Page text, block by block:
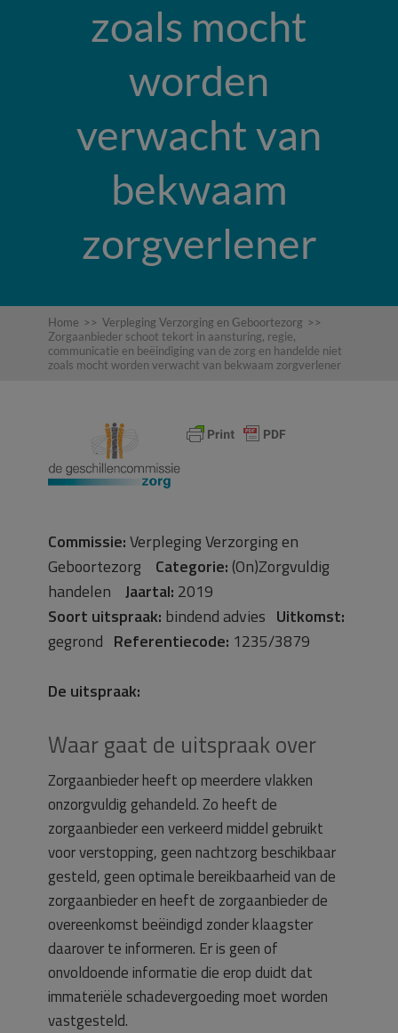
zoals mocht
worden
verwacht van
bekwaam
zorgverlener
Home >> Verpleging Verzorging en Geboortezorg >>
Zorgaanbieder schoot tekort in aansturing, regie,
communicatie en beëindiging van de zorg en handelde niet
zoals mocht worden verwacht van bekwaam zorgverlener
Commissie:Verpleging Verzorging en
Geboortezorg Categorie:(On)Zorgvuldig
handelen Jaartal: 2019
Soort uitspraak: bindend advies Uitkomst:
gegrond Referentiecode: 1235/3879
De uitspraak:
Waar gaat de uitspraak over
Zorgaanbieder heeft op meerdere vlakken
onzorgvuldig gehandeld. Zo heeft de
zorgaanbieder een verkeerd middel gebruikt
voor verstopping, geen nachtzorg beschikbaar
gesteld, geen optimale bereikbaarheid van de
zorgaanbieder en heeft de zorgaanbieder de
overeenkomst beëindigd zonder klaagster
daarover te informeren. Er is geen of
onvoldoende informatie die erop duidt dat
immateriële schadevergoeding moet worden
vastgesteld.